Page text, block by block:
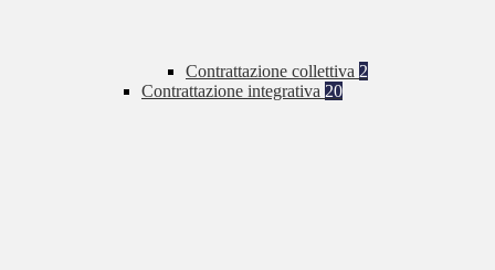
Contrattazione collettiva 2
Contrattazione integrativa 20